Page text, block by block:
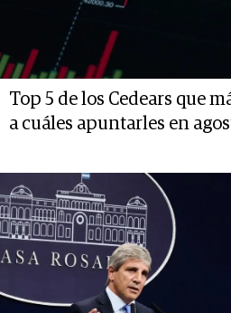
Top 5 de los Cedears que
a cuáles apuntarles en